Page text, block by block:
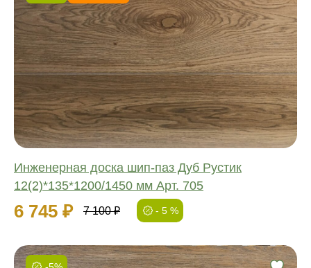
Инженерная доска шип-паз Дуб Рустик
12(2)*135*1200/1450 мм Арт. 705
6 745 ₽ 7 100 ₽ - 5 %
Фаска:
Соединение:
Обработка:
Длина:
Ширина:
Толщина: